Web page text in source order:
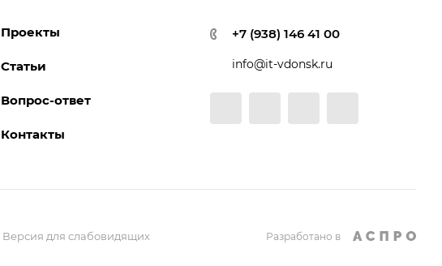
Проекты
Статьи
Вопрос-ответ
Контакты
+7 (938) 146 41 00
info@it-vdonsk.ru
Версия для слабовидящих Разработано в